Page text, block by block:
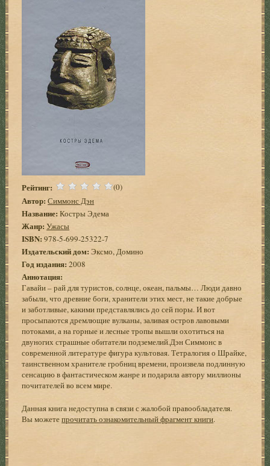
Рейтинг: (0)
Автор: Симмонс Дэн
Название: Костры Эдема
Жанр: Ужасы
ISBN: 978-5-699-25322-7
Издательский дом: Эксмо, Домино
Год издания: 2008
Аннотация:
Гавайи – рай для туристов, солнце, океан, пальмы… Люди давно
забыли, что древние боги, хранители этих мест, не такие добрые
и заботливые, какими представлялись до сей поры. И вот
просыпаются дремлющие вулканы, заливая остров лавовыми
потоками, а на горные и лесные тропы вышли охотиться на
двуногих страшные обитатели подземелий.Дэн Симмонс в
современной литературе фигура культовая. Тетралогия о Шрайке,
таинственном хранителе гробниц времени, произвела подлинную
сенсацию в фантастическом жанре и подарила автору миллионы
почитателей во всем мире.
Данная книга недоступна в связи с жалобой правообладателя.
Вы можетепрочитать ознакомительный фрагмент книги.